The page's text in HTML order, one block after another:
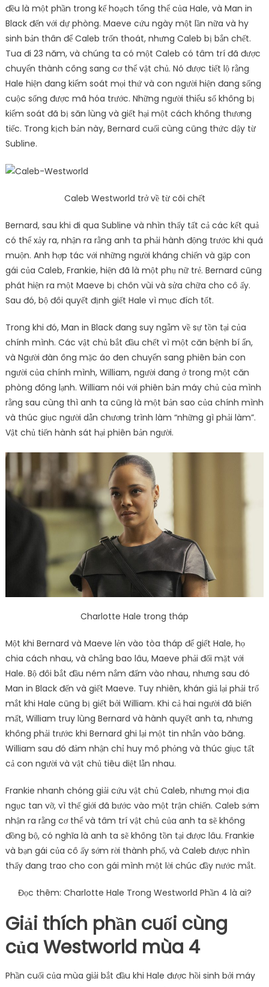
đều là một phần trong kế hoạch tổng thể của Hale, và Man in
Black đến với dự phòng. Maeve cứu ngày một lần nữa và hy
sinh bản thân để Caleb trốn thoát, nhưng Caleb bị bắn chết.
Tua đi 23 năm, và chúng ta có một Caleb có tâm trí đã được
chuyển thành công sang cơ thể vật chủ. Nó được tiết lộ rằng
Hale hiện đang kiểm soát mọi thứ và con người hiện đang sống
cuộc sống được mã hóa trước. Những người thiểu số không bị
kiểm soát đã bị săn lùng và giết hại một cách không thương
tiếc. Trong kịch bản này, Bernard cuối cùng cũng thức dậy từ
Subline.
Caleb Westworld trở về từ cõi chết
Bernard, sau khi đi qua Subline và nhìn thấy tất cả các kết quả
có thể xảy ra, nhận ra rằng anh ta phải hành động trước khi quá
muộn. Anh hợp tác với những người kháng chiến và gặp con
gái của Caleb, Frankie, hiện đã là một phụ nữ trẻ. Bernard cũng
phát hiện ra một Maeve bị chôn vùi và sửa chữa cho cô ấy.
Sau đó, bộ đôi quyết định giết Hale vì mục đích tốt.
Trong khi đó, Man in Black đang suy ngẫm về sự tồn tại của
chính mình. Các vật chủ bắt đầu chết vì một căn bệnh bí ẩn,
và Người đàn ông mặc áo đen chuyển sang phiên bản con
người của chính mình, William, người đang ở trong một căn
phòng đông lạnh. William nói với phiên bản máy chủ của mình
rằng sau cùng thì anh ta cũng là một bản sao của chính mình
và thúc giục người dẫn chương trình làm “những gì phải làm”.
Vật chủ tiến hành sát hại phiên bản người.
Charlotte Hale trong tháp
Một khi Bernard và Maeve lẻn vào tòa tháp để giết Hale, họ
chia cách nhau, và chẳng bao lâu, Maeve phải đối mặt với
Hale. Bộ đôi bắt đầu ném nắm đấm vào nhau, nhưng sau đó
Man in Black đến và giết Maeve. Tuy nhiên, khán giả lại phải trố
mắt khi Hale cũng bị giết bởi William. Khi cả hai người đã biến
mất, William truy lùng Bernard và hành quyết anh ta, nhưng
không phải trước khi Bernard ghi lại một tin nhắn vào băng.
William sau đó đảm nhận chỉ huy mô phỏng và thúc giục tất
cả con người và vật chủ tiêu diệt lẫn nhau.
Frankie nhanh chóng giải cứu vật chủ Caleb, nhưng mọi địa
ngục tan vỡ, vì thế giới đã bước vào một trận chiến. Caleb sớm
nhận ra rằng cơ thể và tâm trí vật chủ của anh ta sẽ không
đồng bộ, có nghĩa là anh ta sẽ không tồn tại được lâu. Frankie
và bạn gái của cô ấy sớm rời thành phố, và Caleb được nhìn
thấy đang trao cho con gái mình một lời chúc đầy nước mắt.
Đọc thêm: Charlotte Hale Trong Westworld Phần 4 là ai?
Giải thích phần cuối cùng
của Westworld mùa 4
Phần cuối của mùa giải bắt đầu khi Hale được hồi sinh bởi máy